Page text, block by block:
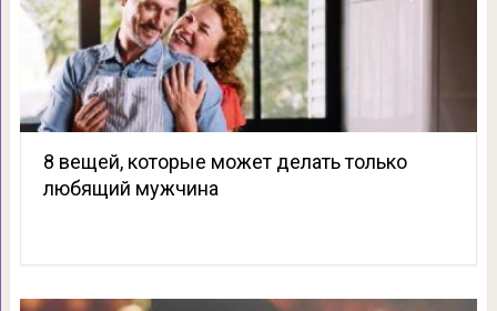
8 вещей, которые может делать только
любящий мужчина